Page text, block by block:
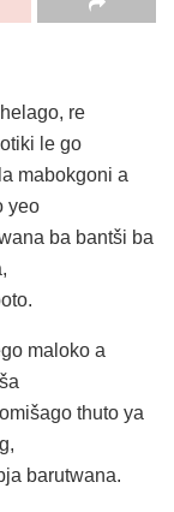
re
le go
mabokgoni a
yeo
ba bantši ba
maloko a
thuto ya
barutwana.